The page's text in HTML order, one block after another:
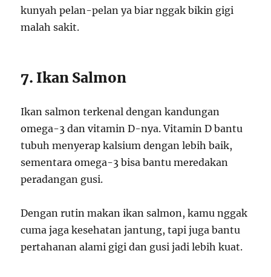
kunyah pelan-pelan ya biar nggak bikin gigi
malah sakit.
7. Ikan Salmon
Ikan salmon terkenal dengan kandungan
omega-3 dan vitamin D-nya. Vitamin D bantu
tubuh menyerap kalsium dengan lebih baik,
sementara omega-3 bisa bantu meredakan
peradangan gusi.
Dengan rutin makan ikan salmon, kamu nggak
cuma jaga kesehatan jantung, tapi juga bantu
pertahanan alami gigi dan gusi jadi lebih kuat.